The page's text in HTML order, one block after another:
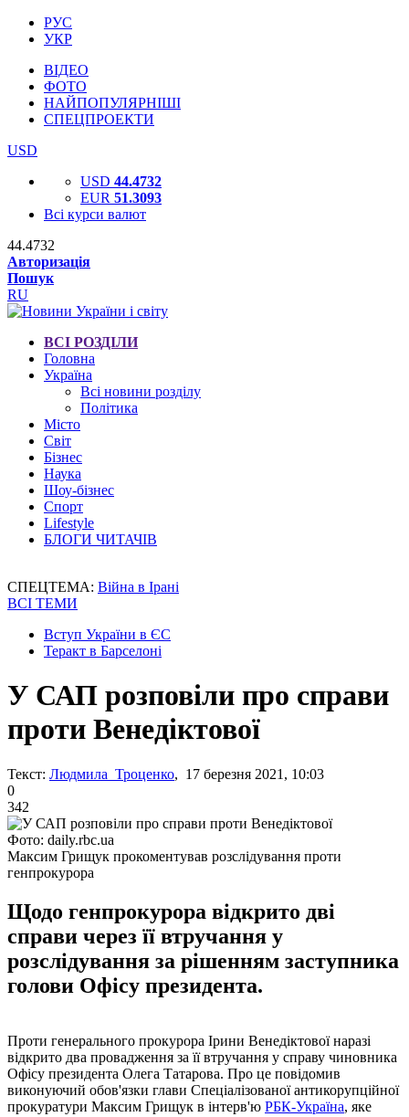
РУС
УКР
ВІДЕО
ФОТО
НАЙПОПУЛЯРНІШІ
СПЕЦПРОЕКТИ
USD
USD 44.4732
EUR 51.3093
Всі курси валют
44.4732
Авторизація
Пошук
RU
ВСІ РОЗДІЛИ
Головна
Україна
Всі новини розділу
Політика
Місто
Світ
Бізнес
Наука
Шоу-бізнес
Спорт
Lifestyle
БЛОГИ ЧИТАЧІВ
СПЕЦТЕМА: Війна в Ірані
ВСІ ТЕМИ
Вступ України в ЄС
Теракт в Барселоні
У САП розповіли про cправи
проти Венедіктової
Текст: Людмила Троценко, 17 березня 2021, 10:03
0
342
Фото: daily.rbc.ua
Максим Грищук прокоментував розслідування проти
генпрокурора
Щодо генпрокурора відкрито дві
справи через її втручання у
розслідування за рішенням заступника
голови Офісу президента.
Проти генерального прокурора Ірини Венедіктової наразі
відкрито два провадження за її втручання у справу чиновника
Офісу президента Олега Татарова. Про це повідомив
виконуючий обов'язки глави Спеціалізованої антикорупційної
прокуратури Максим Грищук в інтерв'ю РБК-Україна, яке